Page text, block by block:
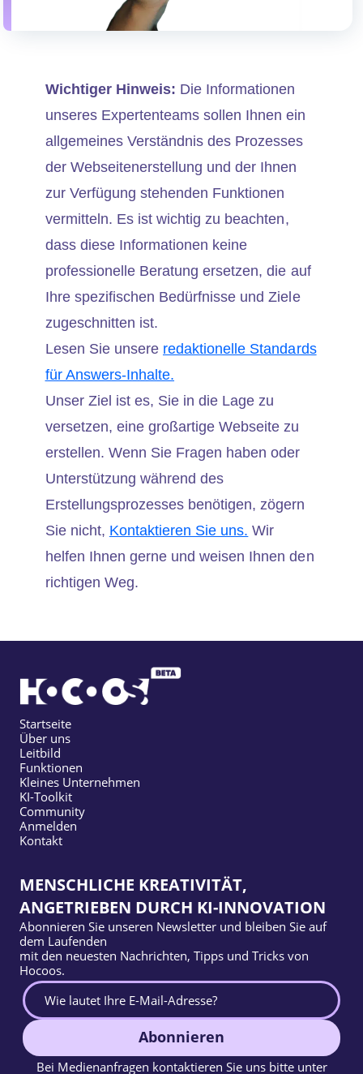
Wichtiger Hinweis: Die Informationen
unseres Expertenteams sollen Ihnen ein
allgemeines Verständnis des Prozesses
der Webseitenerstellung und der Ihnen
zur Verfügung stehenden Funktionen
vermitteln. Es ist wichtig zu beachten,
dass diese Informationen keine
professionelle Beratung ersetzen, die auf
Ihre spezifischen Bedürfnisse und Ziele
zugeschnitten ist.
Lesen Sie unsere redaktionelle Standards
für Answers-Inhalte.
Unser Ziel ist es, Sie in die Lage zu
versetzen, eine großartige Webseite zu
erstellen. Wenn Sie Fragen haben oder
Unterstützung während des
Erstellungsprozesses benötigen, zögern
Sie nicht, Kontaktieren Sie uns. Wir
helfen Ihnen gerne und weisen Ihnen den
richtigen Weg.
Startseite
Über uns
Leitbild
Funktionen
Kleines Unternehmen
KI-Toolkit
Community
Anmelden
Kontakt
MENSCHLICHE KREATIVITÄT,
ANGETRIEBEN DURCH KI-INNOVATION
Abonnieren Sie unseren Newsletter und bleiben Sie auf
dem Laufenden
mit den neuesten Nachrichten, Tipps und Tricks von
Hocoos.
Abonnieren
Bei Medienanfragen kontaktieren Sie uns bitte unter